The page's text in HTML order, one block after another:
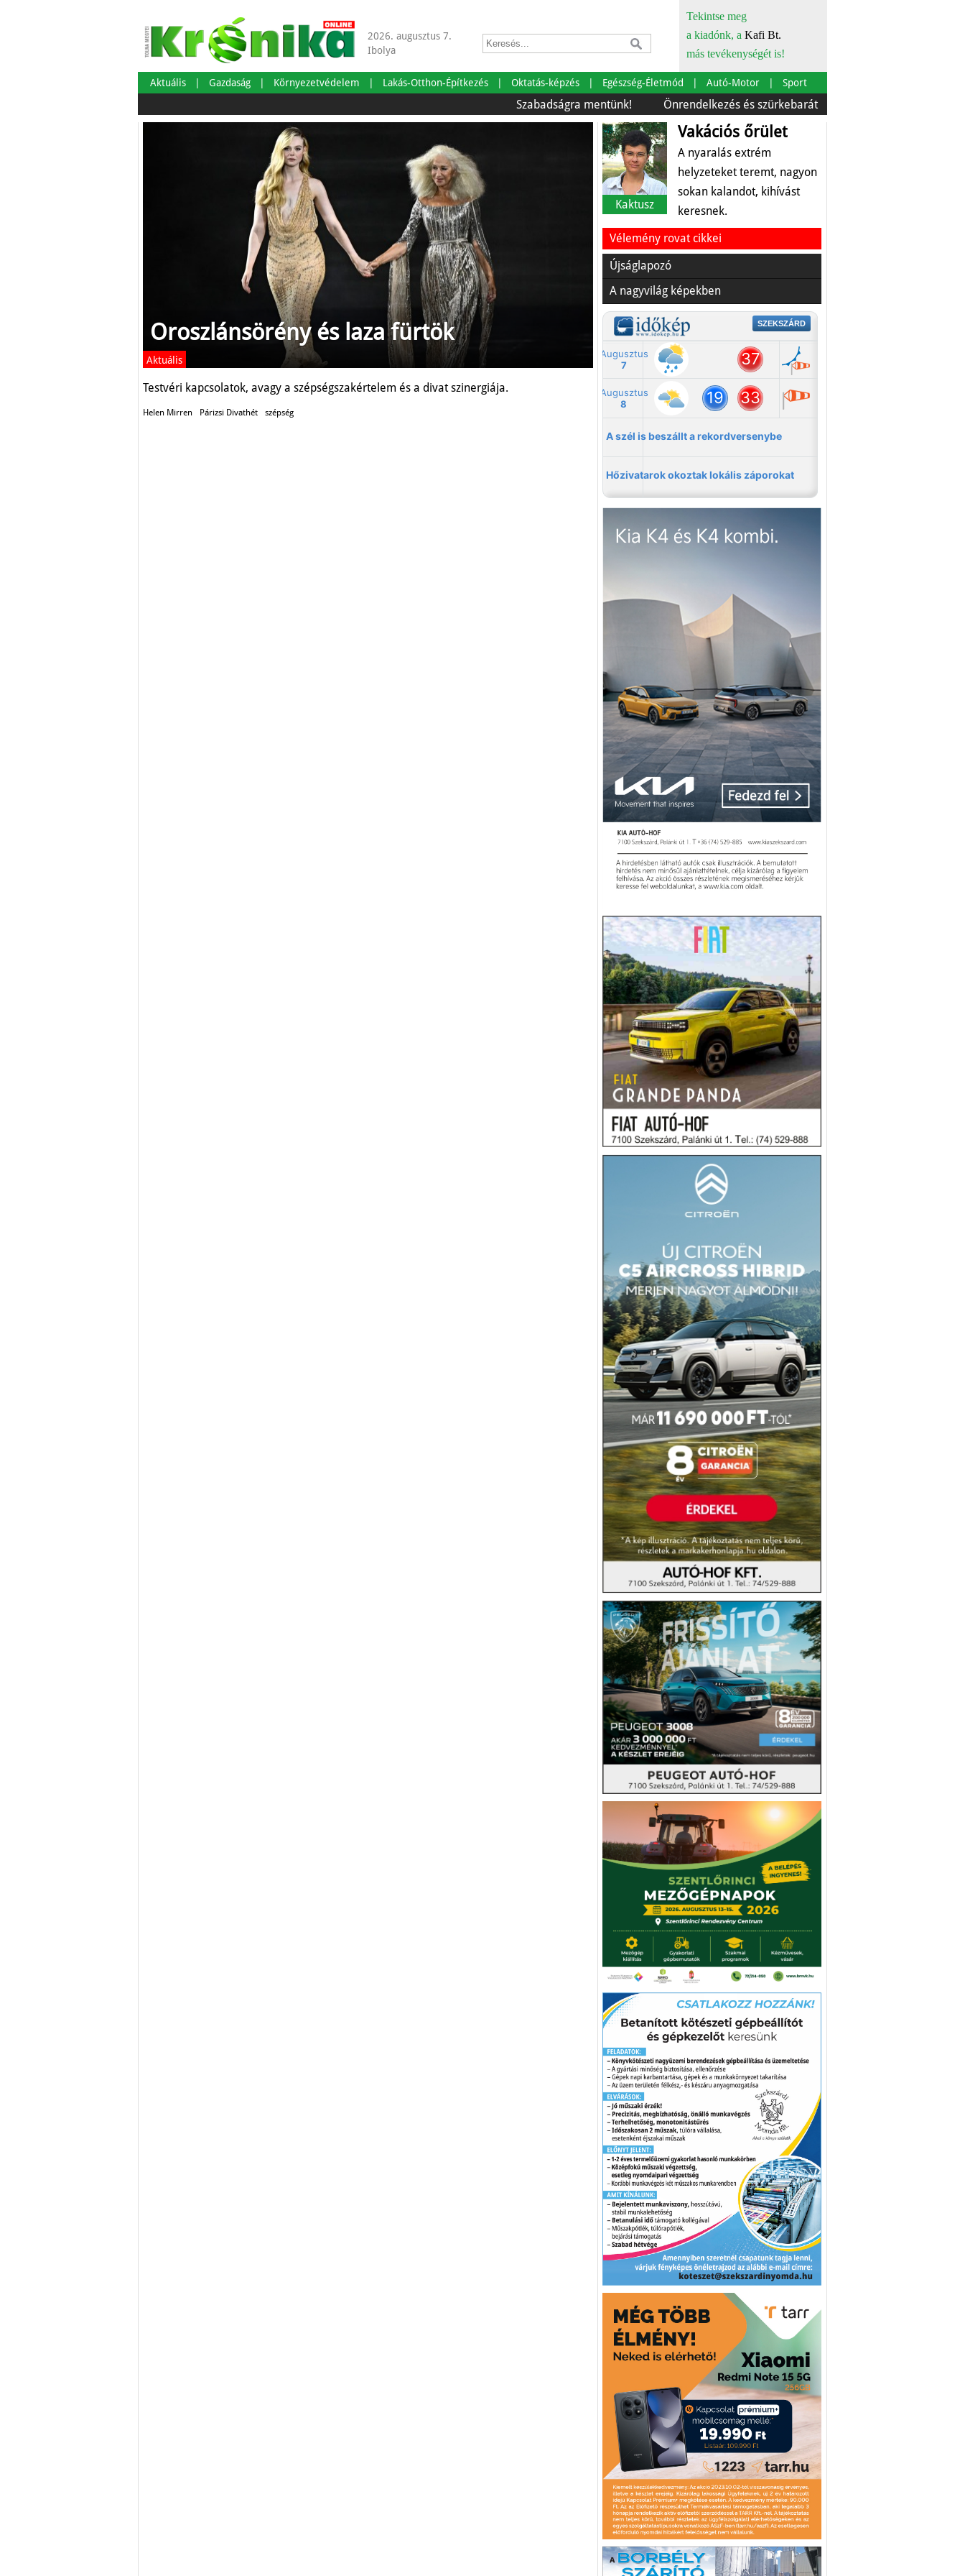
2026. augusztus 7.
Ibolya
Tekintse meg
a kiadónk, a Kafi Bt.
más tevékenységét is!
Aktuális Gazdaság Környezetvédelem Lakás-Otthon-Építkezés Oktatás-képzés Egészség-Életmód Autó-Motor Sport
Szabadságra mentünk! Önrendelkezés és szürkebarát Európára is szabták
Oroszlánsörény és laza fürtök
Aktuális
Testvéri kapcsolatok, avagy a szépségszakértelem és a divat szinergiája.
Helen Mirren Párizsi Divathét szépség
Kaktusz
Vakációs őrület
A nyaralás extrém
helyzeteket teremt, nagyon
sokan kalandot, kihívást
keresnek.
Vélemény rovat cikkei
Újságlapozó
A nagyvilág képekben